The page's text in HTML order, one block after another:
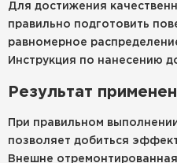
Для достижения
правильно подготовить
равномерное
Инструкция по нанесению
Результат
При правильном
позволяет добиться
Внешне